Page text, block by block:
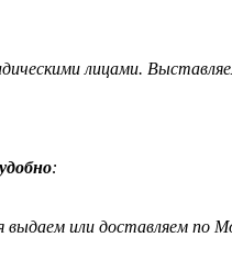
лицами.
:
выдаем или доставляем по